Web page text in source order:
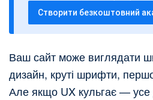
с
Створити безкоштовний
Ваш сайт може виглядати
дизайн, круті шрифти,
Але якщо UX кульгає —